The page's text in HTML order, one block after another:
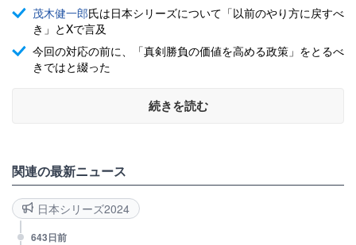
茂木健一郎氏は日本シリーズについて「以前のやり方に戻すべ
き」とXで言及
今回の対応の前に、「真剣勝負の価値を高める政策」をとるべ
きではと綴った
続きを読む
関連の最新ニュース
日本シリーズ2024
643日前